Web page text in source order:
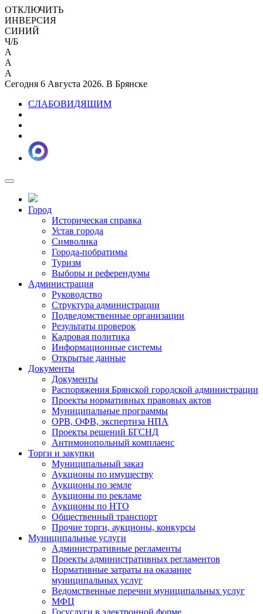
ОТКЛЮЧИТЬ
ИНВЕРСИЯ
СИНИЙ
Ч/Б
A
A
A
Сегодня 6 Августа 2026. В Брянске
СЛАБОВИДЯЩИМ
Город
Историческая справка
Устав города
Символика
Города-побратимы
Туризм
Выборы и референдумы
Администрация
Руководство
Структура администрации
Подведомственные организации
Результаты проверок
Кадровая политика
Информационные системы
Открытые данные
Документы
Документы
Распоряжения Брянской городской администрации
Проекты нормативных правовых актов
Муниципальные программы
ОРВ, ОФВ, экспертиза НПА
Проекты решений БГСНД
Антимонопольный комплаенс
Торги и закупки
Муниципальный заказ
Аукционы по имуществу
Аукционы по земле
Аукционы по рекламе
Аукционы по НТО
Общественный транспорт
Прочие торги, аукционы, конкурсы
Муниципальные услуги
Административные регламенты
Проекты административных регламентов
Нормативные затраты на оказание
муниципальных услуг
Ведомственные перечни муниципальных услуг
МФЦ
Госуслуги в электронной форме